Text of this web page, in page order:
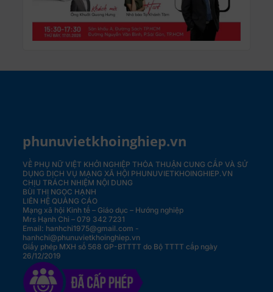
phunuvietkhoinghiep.vn
VỀ PHỤ NỮ VIỆT KHỞI NGHIỆPTHỎA THUẬN CUNG CẤP VÀ SỬ
DỤNG DỊCH VỤ MẠNG XÃ HỘI PHUNUVIETKHOINGHIEP.VN
CHỊU TRÁCH NHIỆM NỘI DUNG
BÙI THỊ NGỌC HẠNH
LIÊN HỆ QUẢNG CÁO
Mạng xã hội Kinh tế – Giáo dục – Hướng nghiệp
Mrs Hạnh Chi – 079 342 7231
Email: hanhchi1975@gmail.com -
hanhchi@phunuvietkhoinghiep.vn
Giấy phép MXH số 568 GP-BTTTT do Bộ TTTT cấp ngày
26/12/2019